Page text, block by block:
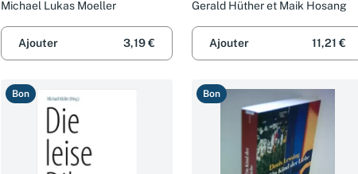
für Paare
Michael Lukas Moeller
Ajouter 3,19 €
der Freiheit: Eine
Naturgeschichte unserer
menschlichsten Sehnsüchte
- Eine Gei
Gerald Hüther et Maik Hosang
Ajouter 11,21 €
Bon Bon